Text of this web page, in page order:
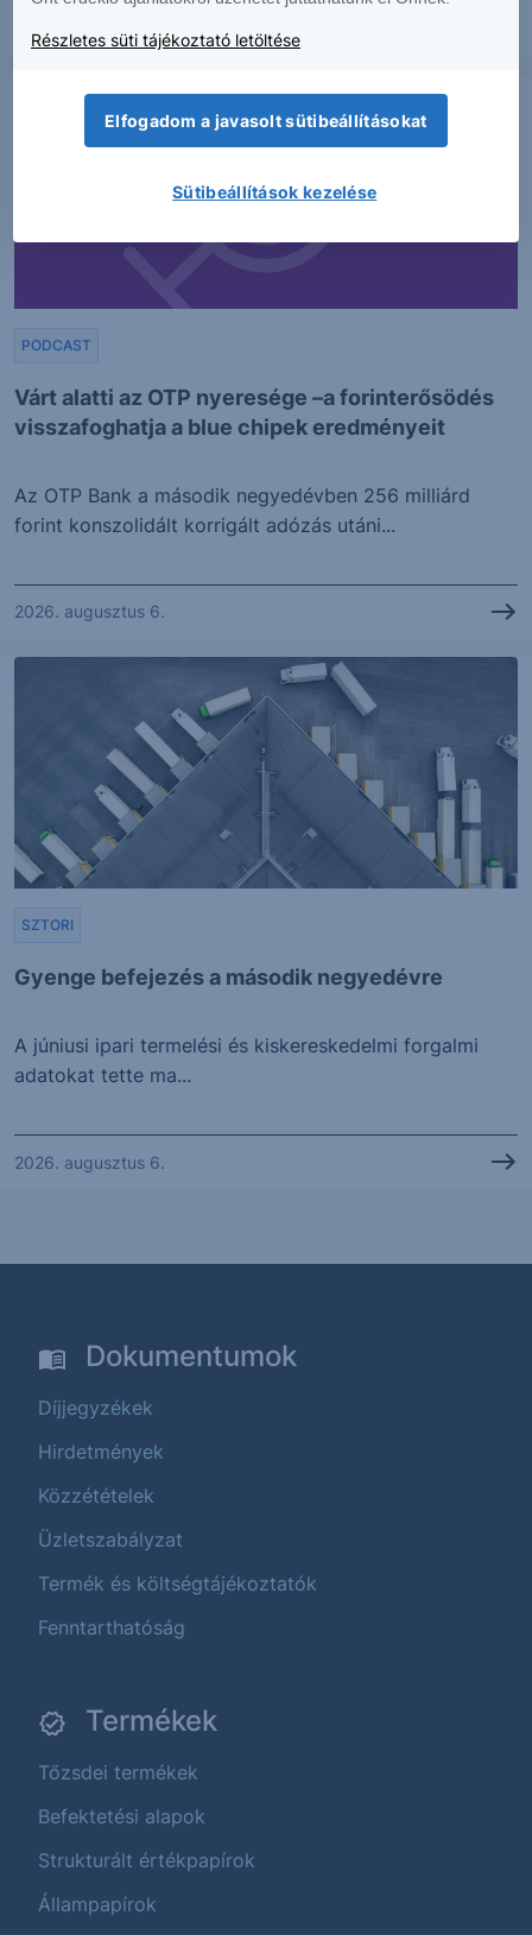
2026. augusztus 6.
Várt alatti az OTP nyeresége –a forinterősödés
visszafoghatja a blue chipek eredményeit
PODCAST
Az OTP Bank a második negyedévben 256 milliárd
forint konszolidált korrigált adózás utáni...
2026. augusztus 6.
Gyenge befejezés a második negyedévre
SZTORI
A júniusi ipari termelési és kiskereskedelmi forgalmi
adatokat tette ma...
2026. augusztus 6.
Dokumentumok
Díjjegyzékek
Hirdetmények
Közzétételek
Üzletszabályzat
Termék és költségtájékoztatók
Fenntarthatóság
Termékek
Tőzsdei termékek
Befektetési alapok
Strukturált értékpapírok
Állampapírok
Részletes süti tájékoztató letöltése
Elfogadom a javasolt sütibeállításokat
Sütibeállítások kezelése